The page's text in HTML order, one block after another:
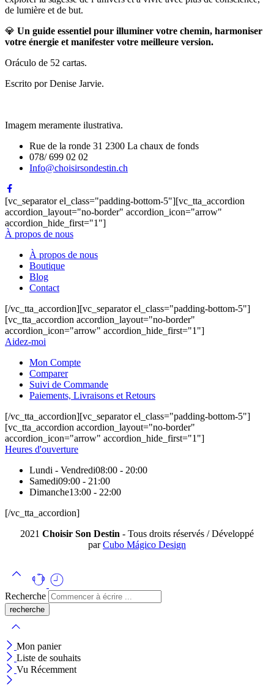
de lumière et de but.
💎 Un guide essentiel pour illuminer votre chemin, harmoniser
votre énergie et manifester votre meilleure version.
Oráculo de 52 cartas.
Escrito por Denise Jarvie.
Imagem meramente ilustrativa.
Rue de la ronde 31 2300 La chaux de fonds
078/ 699 02 02
Info@choisirsondestin.ch
[vc_separator el_class="padding-bottom-5"][vc_tta_accordion
accordion_layout="no-border" accordion_icon="arrow"
accordion_hide_first="1"]
À propos de nous
À propos de nous
Boutique
Blog
Contact
[/vc_tta_accordion][vc_separator el_class="padding-bottom-5"]
[vc_tta_accordion accordion_layout="no-border"
accordion_icon="arrow" accordion_hide_first="1"]
Aidez-moi
Mon Compte
Comparer
Suivi de Commande
Paiements, Livraisons et Retours
[/vc_tta_accordion][vc_separator el_class="padding-bottom-5"]
[vc_tta_accordion accordion_layout="no-border"
accordion_icon="arrow" accordion_hide_first="1"]
Heures d'ouverture
Lundi - Vendredi08:00 - 20:00
Samedi09:00 - 21:00
Dimanche13:00 - 22:00
[/vc_tta_accordion]
2021 Choisir Son Destin - Tous droits réservés / Développé
parCubo Mágico Design
Recherche
Mon panier
Liste de souhaits
Vu Récemment